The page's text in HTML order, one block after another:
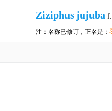
Ziziphus jujuba f.
注：名称已修订，正名是：